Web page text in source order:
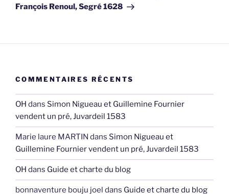
François Renoul, Segré 1628
COMMENTAIRES RÉCENTS
OH dans Simon Nigueau et Guillemine Fournier
vendent un pré, Juvardeil 1583
Marie laure MARTIN dans Simon Nigueau et
Guillemine Fournier vendent un pré, Juvardeil 1583
OH dans Guide et charte du blog
bonnaventure bouju joel dans Guide et charte du blog